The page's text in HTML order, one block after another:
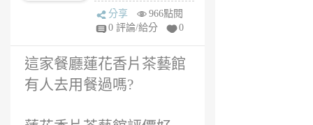
安
6
分享
966點閱
0 評論/給分
0
這家餐廳蓮花香片茶藝館
有人去用餐過嗎?